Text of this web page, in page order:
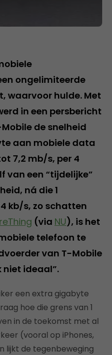
ongelimiteerde
waarvoor hulde. Met
in een persbericht
de snelheid
aan mobiele data
7,2 mb/s, per 4
van een “tijdelijke”
ná die 1
kb/s, zo schatten
(via NU), is het
telefoon te
van T-Mobile
niet ideaal”.
een extra gigabyte
hoe die grens van 1
in de toekomst met al
(vooral op iPhones,
lijkt de tegenbeweging